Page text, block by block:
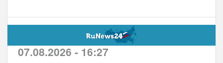
07.08.2026 - 16:27